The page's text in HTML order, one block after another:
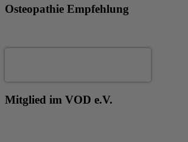
Osteopathie Empfehlung
Mitglied im VOD e.V.